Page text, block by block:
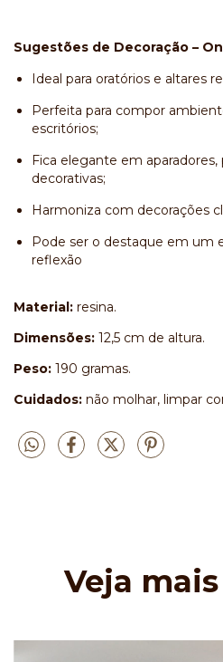
Sugestões de Decoração –
Ideal para oratórios e altares
Perfeita para compor
escritórios;
Fica elegante em
decorativas;
Harmoniza com decorações
Pode ser o destaque em um
reflexão
Material: resina.
Dimensões: 12,5 cm de altura.
Peso: 190 gramas.
Cuidados: não molhar, limpar
Veja